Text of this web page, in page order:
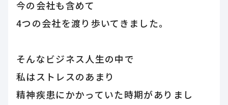
今の会社も含めて
4つの会社を渡り歩いてきました。
そんなビジネス人生の中で
私はストレスのあまり
精神疾患にかかっていた時期がありまし